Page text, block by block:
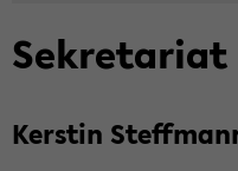
Se­kre­ta­ri­at
Kers­tin